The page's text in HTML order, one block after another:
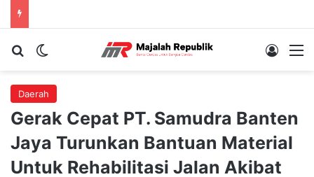
Cari berita...Switch skin Log In
Daerah
Gerak Cepat PT. Samudra Banten
Jaya Turunkan Bantuan Material
Untuk Rehabilitasi Jalan Akibat